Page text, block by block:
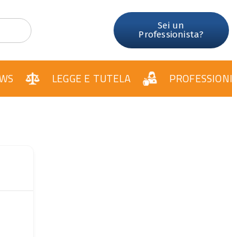
Sei un
Professionista?
LEGGE E TUTELA PROFESSIONI